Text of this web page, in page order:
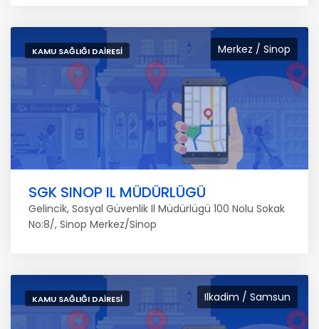
Merkez / Sinop
KAMU SAĞLIĞI DAIRESI
SGK SINOP IL MÜDÜRLÜGÜ
Gelincik, Sosyal Güvenlik Il Müdürlügü 100 Nolu Sokak
No:8/, Sinop Merkez/Sinop
Ilkadim / Samsun
KAMU SAĞLIĞI DAIRESI